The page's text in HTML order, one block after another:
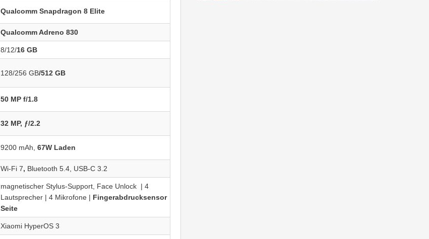
Qualcomm Snapdragon 8 Elite
Qualcomm Adreno 830
8/12/16 GB
128/256 GB/512 GB
50 MP f/1.8
32 MP, ƒ/2.2
9200 mAh, 67W Laden
Wi-Fi 7, Bluetooth 5.4, USB-C 3.2
magnetischer Stylus-Support, Face Unlock | 4
Lautsprecher | 4 Mikrofone | Fingerabdrucksensor
Seite
Xiaomi HyperOS 3